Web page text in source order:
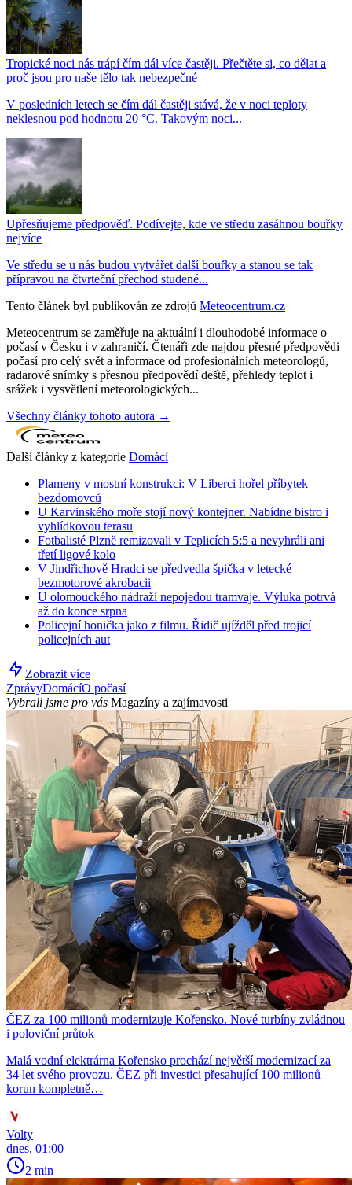
Tropické noci nás trápí čím dál více častěji. Přečtěte si, co dělat a
proč jsou pro naše tělo tak nebezpečné
V posledních letech se čím dál častěji stává, že v noci teploty
neklesnou pod hodnotu 20 °C. Takovým noci...
Upřesňujeme předpověď. Podívejte, kde ve středu zasáhnou bouřky
nejvíce
Ve středu se u nás budou vytvářet další bouřky a stanou se tak
přípravou na čtvrteční přechod studené...
Tento článek byl publikován ze zdrojů Meteocentrum.cz
Meteocentrum se zaměřuje na aktuální i dlouhodobé informace o
počasí v Česku i v zahraničí. Čtenáři zde najdou přesné předpovědi
počasí pro celý svět a informace od profesionálních meteorologů,
radarové snímky s přesnou předpovědí deště, přehledy teplot i
srážek i vysvětlení meteorologických...
Všechny články tohoto autora →
Další články z kategorie Domácí
Plameny v mostní konstrukci: V Liberci hořel příbytek
bezdomovců
U Karvinského moře stojí nový kontejner. Nabídne bistro i
vyhlídkovou terasu
Fotbalisté Plzně remizovali v Teplicích 5:5 a nevyhráli ani
třetí ligové kolo
V Jindřichově Hradci se předvedla špička v letecké
bezmotorové akrobacii
U olomouckého nádraží nepojedou tramvaje. Výluka potrvá
až do konce srpna
Policejní honička jako z filmu. Řidič ujížděl před trojicí
policejních aut
Zobrazit více
ZprávyDomácíO počasí
Vybrali jsme pro vás Magazíny a zajímavosti
ČEZ za 100 milionů modernizuje Kořensko. Nové turbíny zvládnou
i poloviční průtok
Malá vodní elektrárna Kořensko prochází největší modernizací za
34 let svého provozu. ČEZ při investici přesahující 100 milionů
korun kompletně…
Volty
dnes, 01:00
2 min